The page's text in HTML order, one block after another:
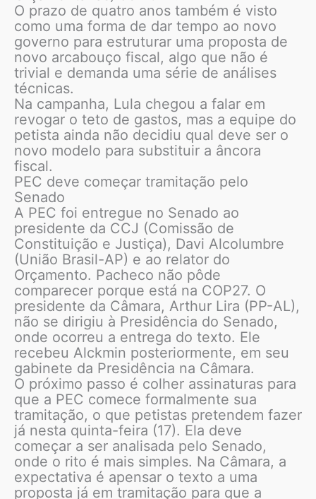
O prazo de quatro anos também é visto
como uma forma de dar tempo ao novo
governo para estruturar uma proposta de
novo arcabouço fiscal, algo que não é
trivial e demanda uma série de análises
técnicas.
Na campanha, Lula chegou a falar em
revogar o teto de gastos, mas a equipe do
petista ainda não decidiu qual deve ser o
novo modelo para substituir a âncora
fiscal.
PEC deve começar tramitação pelo
Senado
A PEC foi entregue no Senado ao
presidente da CCJ (Comissão de
Constituição e Justiça), Davi Alcolumbre
(União Brasil-AP) e ao relator do
Orçamento. Pacheco não pôde
comparecer porque está na COP27. O
presidente da Câmara, Arthur Lira (PP-AL),
não se dirigiu à Presidência do Senado,
onde ocorreu a entrega do texto. Ele
recebeu Alckmin posteriormente, em seu
gabinete da Presidência na Câmara.
O próximo passo é colher assinaturas para
que a PEC comece formalmente sua
tramitação, o que petistas pretendem fazer
já nesta quinta-feira (17). Ela deve
começar a ser analisada pelo Senado,
onde o rito é mais simples. Na Câmara, a
expectativa é apensar o texto a uma
proposta já em tramitação para que a